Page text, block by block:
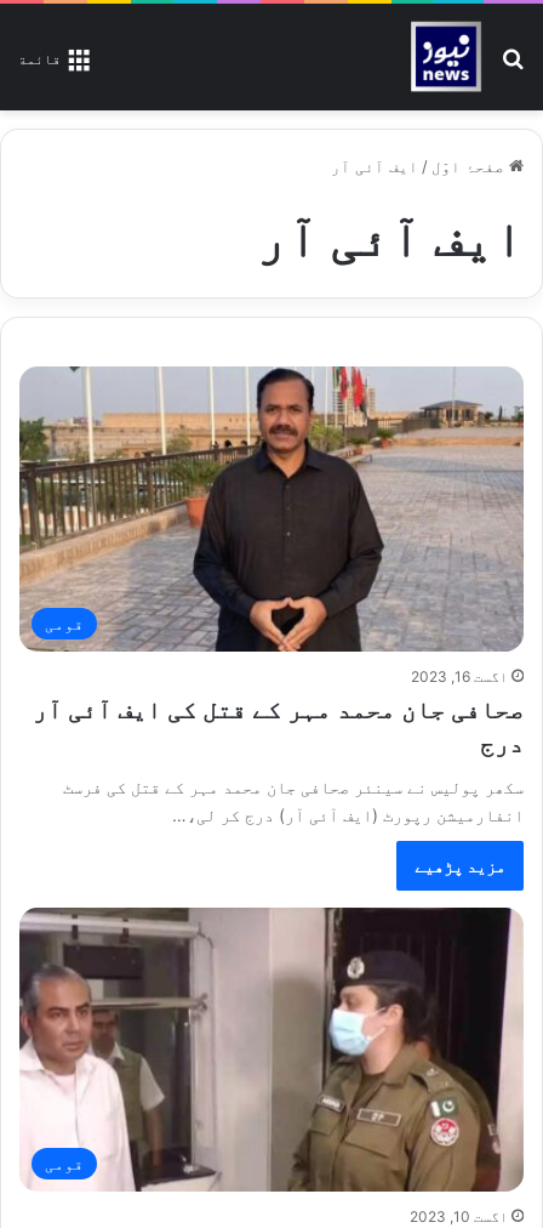
قائمة تلاش کیجیے
صفحۂ اوّل / ایف آئی آر
ایف آئی آر
قومی
اگست 16, 2023
صحافی جان محمد مہر کے قتل کی ایف آئی آر
درج
سکھر پولیس نے سینئر صحافی جان محمد مہر کے قتل کی فرسٹ
انفارمیشن رپورٹ (ایف آئی آر) درج کر لی،…
مزید پڑھیے
قومی
اگست 10, 2023